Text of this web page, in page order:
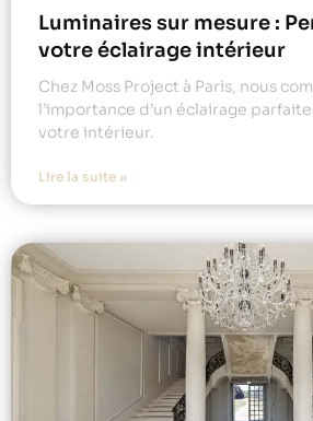
Luminaires sur mesure :
votre éclairage intérieur
Chez Moss Project à Paris, nous
l’importance d’un éclairage
votre intérieur.
Lire la suite »